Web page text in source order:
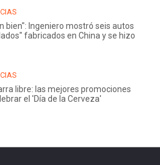
bien": Ingeniero mostró seis autos
fabricados en China y se hizo
libre: las mejores promociones
el 'Día de la Cerveza'